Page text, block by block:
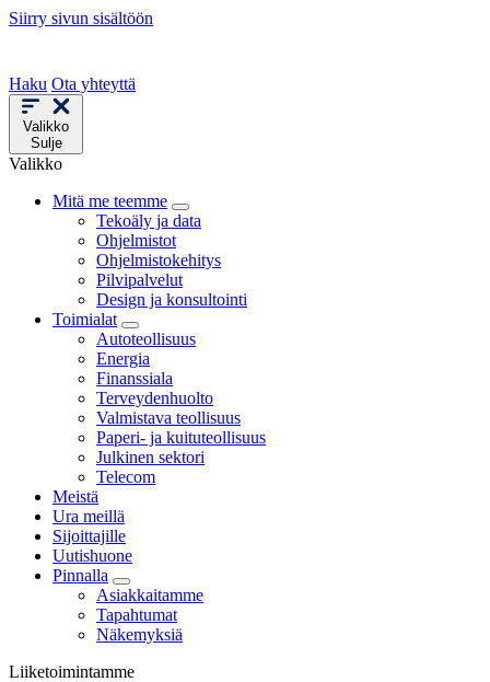
Siirry sivun sisältöön
Haku Ota yhteyttä
Valikko
Sulje
Valikko
Mitä me teemme
Tekoäly ja data
Ohjelmistot
Ohjelmistokehitys
Pilvipalvelut
Design ja konsultointi
Toimialat
Autoteollisuus
Energia
Finanssiala
Terveydenhuolto
Valmistava teollisuus
Paperi- ja kuituteollisuus
Julkinen sektori
Telecom
Meistä
Ura meillä
Sijoittajille
Uutishuone
Pinnalla
Asiakkaitamme
Tapahtumat
Näkemyksiä
Liiketoimintamme